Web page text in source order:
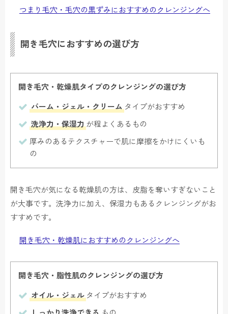
つまり毛穴・毛穴の黒ずみにおすすめのクレンジングへ
開き毛穴におすすめの選び方
開き毛穴・乾燥肌タイプのクレンジングの選び方
バーム・ジェル・クリーム タイプがおすすめ
洗浄力・保湿力 が程よくあるもの
厚みのあるテクスチャーで肌に摩擦をかけにくいも
の
開き毛穴が気になる乾燥肌の方は、皮脂を奪いすぎないこと
が大事です。洗浄力に加え、保湿力もあるクレンジングがお
すすめです。
開き毛穴・乾燥肌におすすめのクレンジングへ
開き毛穴・脂性肌のクレンジングの選び方
オイル・ジェル タイプがおすすめ